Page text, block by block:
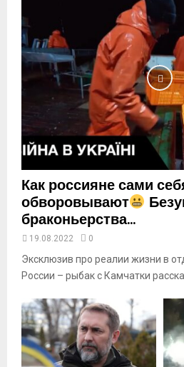
y
b
e
Как россияне сами
обворовывают
браконьерства...
19.08.2022 0
Эксклюзив про реалии жизни в
России – рыбак с Камчатки